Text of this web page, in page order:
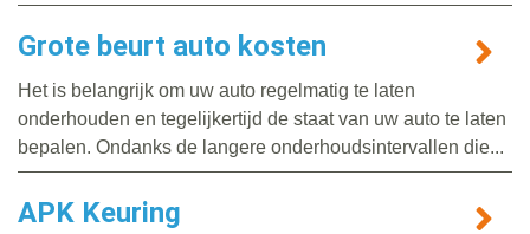
Grote beurt auto kosten
Het is belangrijk om uw auto regelmatig te laten
onderhouden en tegelijkertijd de staat van uw auto te laten
bepalen. Ondanks de langere onderhoudsintervallen die...
APK Keuring